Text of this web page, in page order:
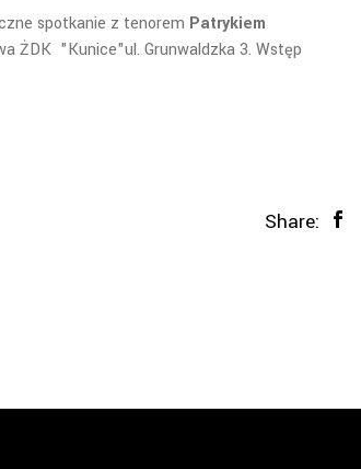
spotkanie z tenorem Patrykiem
ŻDK "Kunice"ul. Grunwaldzka 3. Wstęp
Share: